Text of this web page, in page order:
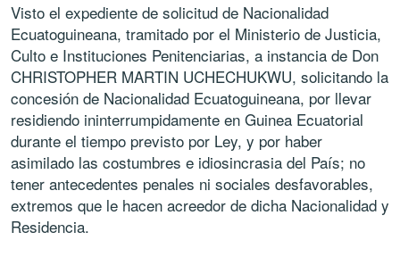
Visto el expediente de solicitud de Nacionalidad
Ecuatoguineana, tramitado por el Ministerio de Justicia,
Culto e Instituciones Penitenciarias, a instancia de Don
CHRISTOPHER MARTIN UCHECHUKWU, solicitando la
concesión de Nacionalidad Ecuatoguineana, por llevar
residiendo ininterrumpidamente en Guinea Ecuatorial
durante el tiempo previsto por Ley, y por haber
asimilado las costumbres e idiosincrasia del País; no
tener antecedentes penales ni sociales desfavorables,
extremos que le hacen acreedor de dicha Nacionalidad y
Residencia.